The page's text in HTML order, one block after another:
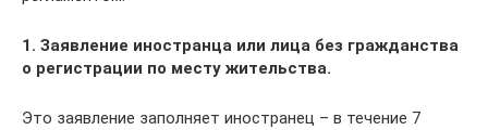
1. Заявление иностранца или лица без гражданства
о регистрации по месту жительства.
Это заявление заполняет иностранец – в течение 7